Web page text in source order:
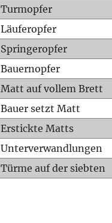
Turmopfer
Läuferopfer
Springeropfer
Bauernopfer
Matt auf vollem Brett
Bauer setzt Matt
Erstickte Matts
Unterverwandlungen
Türme auf der siebten